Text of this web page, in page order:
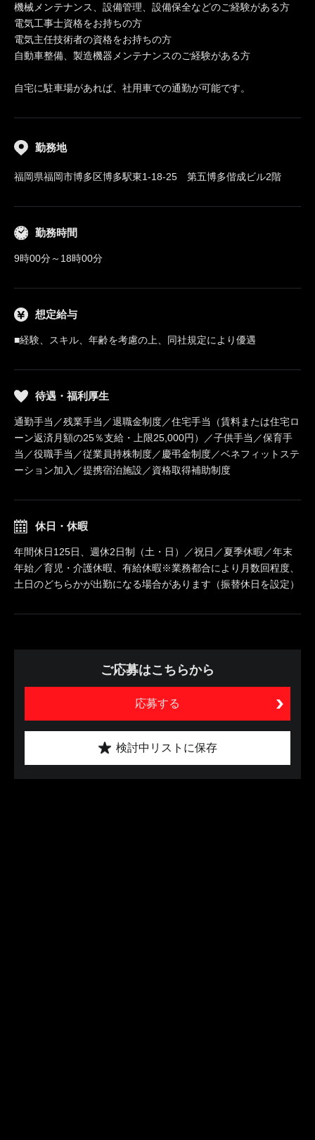
機械メンテナンス、設備管理、設備保全などのご経験がある方
電気工事士資格をお持ちの方
電気主任技術者の資格をお持ちの方
自動車整備、製造機器メンテナンスのご経験がある方
自宅に駐車場があれば、社用車での通勤が可能です。
勤務地
福岡県福岡市博多区博多駅東1-18-25 第五博多偕成ビル2階
勤務時間
9時00分～18時00分
想定給与
■経験、スキル、年齢を考慮の上、同社規定により優遇
待遇・福利厚生
通勤手当／残業手当／退職金制度／住宅手当（賃料または住宅ロ
ーン返済月額の25％支給・上限25,000円）／子供手当／保育手
当／役職手当／従業員持株制度／慶弔金制度／ベネフィットステ
ーション加入／提携宿泊施設／資格取得補助制度
休日・休暇
年間休日125日、週休2日制（土・日）／祝日／夏季休暇／年末
年始／育児・介護休暇、有給休暇※業務都合により月数回程度、
土日のどちらかが出勤になる場合があります（振替休日を設定）
ご応募はこちらから
応募する
検討中リストに保存